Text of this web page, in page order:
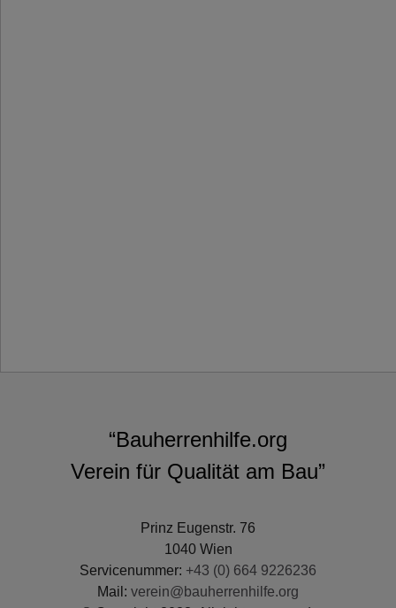
“Bauherrenhilfe.org
Verein für Qualität am Bau”
Prinz Eugenstr. 76
1040 Wien
Servicenummer: +43 (0) 664 9226236
Mail: verein@bauherrenhilfe.org